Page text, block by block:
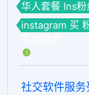
华人套餐 Ins
instagram 买
1
社交软件服